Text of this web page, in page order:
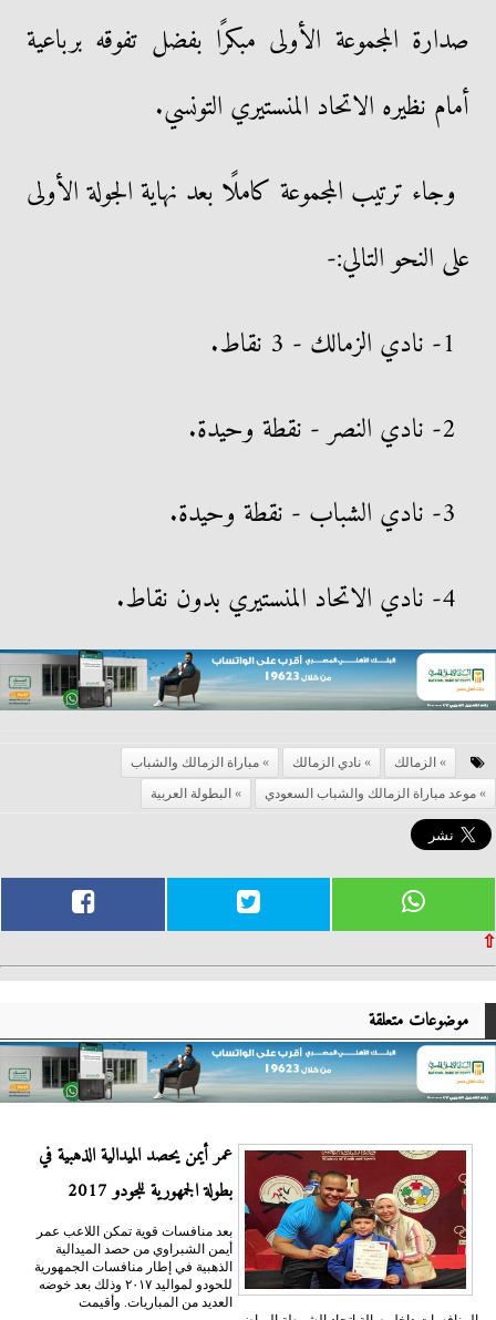
صدارة المجموعة الأولى مبكرًا بفضل تفوقه برباعية
أمام نظيره الاتحاد المنستيري التونسي.
وجاء ترتيب المجموعة كاملًا بعد نهاية الجولة الأولى
على النحو التالي:-
1- نادي الزمالك - 3 نقاط.
2- نادي النصر - نقطة وحيدة.
3- نادي الشباب - نقطة وحيدة.
4- نادي الاتحاد المنستيري بدون نقاط.
الزمالك نادي الزمالك
مباراة الزمالك والشباب
موعد مباراة الزمالك والشباب السعودي
البطولة العربية
⇧
موضوعات متعلقة
عمر أيمن يحصد الميدالية الذهبية في
بطولة الجمهورية للجودو 2017
بعد منافسات قوية تمكن اللاعب عمر
أيمن الشبراوي من حصد الميدالية
الذهبية في إطار منافسات الجمهورية
للحودو لمواليد ٢٠١٧ وذلك بعد خوضه
العديد من المباريات. وأقيمت